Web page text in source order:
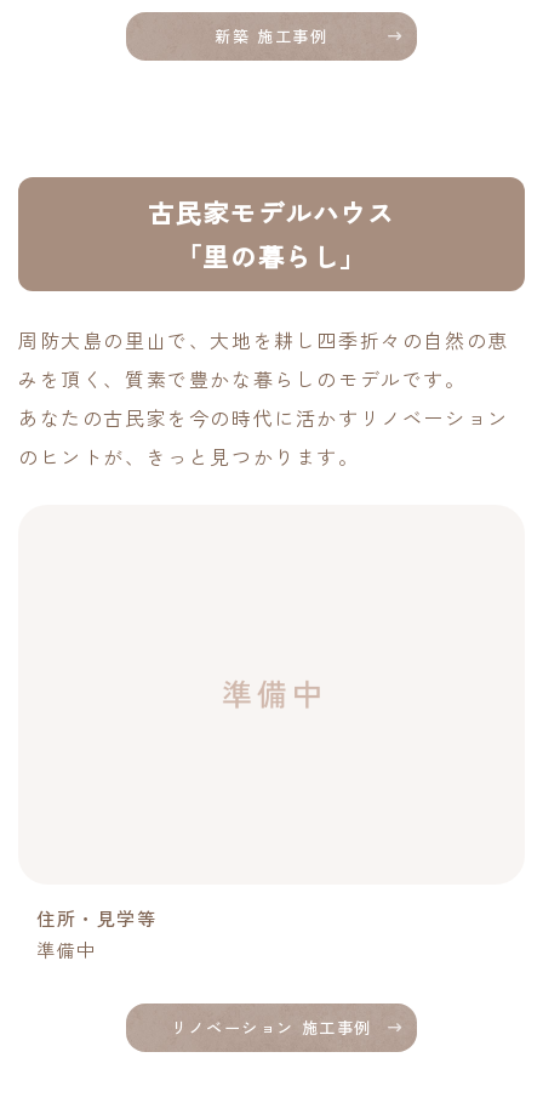
新築 施工事例
古民家モデルハウス
「里の暮らし」
周防大島の里山で、大地を耕し四季折々の自然の恵
みを頂く、質素で豊かな暮らしのモデルです。
あなたの古民家を今の時代に活かすリノベーション
のヒントが、きっと見つかります。
住所・見学等
準備中
リノベーション 施工事例